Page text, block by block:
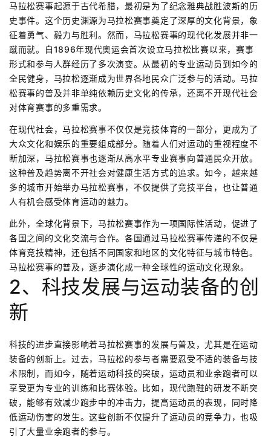
马拉松赛事起源于古代希腊，最初是为了纪念雅典战胜波斯的历
史事件。这个历史渊源为马拉松赛事奠定了深厚的文化背景，象
征着勇气、毅力与胜利。然而，马拉松赛事的现代化发展并非一
蹴而就。自1896年现代奥运会首次设立马拉松比赛以来，赛事
形式和参与人群经历了多次演变。从最初的专业运动员到如今的
全民健身，马拉松逐渐成为世界各地民众广泛参与的活动。马拉
松赛事的普及并非单纯依赖历史文化的传承，还离不开现代社会
对体育赛事的多重需求。
在现代社会，马拉松赛事不仅仅是竞技体育的一部分，更成为了
大众文化和娱乐的重要组成部分。随着人们对运动的重视程度不
断加深，马拉松赛事也逐渐从高水平专业赛事向普通民众开放。
这种普及趋势离不开社会对健康生活方式的追求。如今，越来越
多的城市开始举办马拉松赛事，不仅提供了竞技平台，也让普通
人有机会感受体育运动的魅力。
此外，全球化背景下，马拉松赛事作为一项国际性活动，促进了
各国之间的文化交流与合作。各国通过马拉松赛事传递的不仅是
体育竞技精神，还包括不同国家和地区的文化特征与城市特色。
马拉松赛事的普及，逐步演化成一种全球性的运动文化现象。
2、科技发展与运动装备的创
新
科技的进步直接影响着马拉松赛事的发展与普及，尤其是在运动
装备的创新上。过去，马拉松的参与者需要忍受不适的装备与技
术限制，而如今，随着运动科技的突破，运动员和业余跑者可以
享受更为专业的训练和比赛体验。比如，现代跑鞋的研发不断突
破，能够有效减少跑步中的冲击力，提高运动员的表现，同时降
低运动伤害的发生。这些创新不仅提升了运动员的竞争力，也吸
引了大量业余跑者的参与。